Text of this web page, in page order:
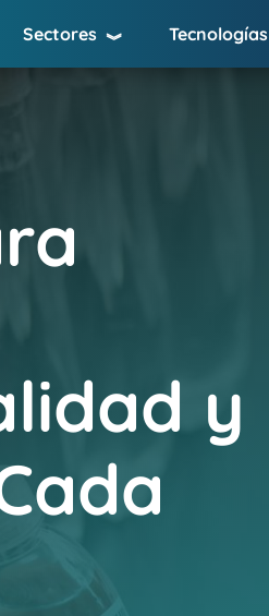
Sectores ︾ Tecnologías
y